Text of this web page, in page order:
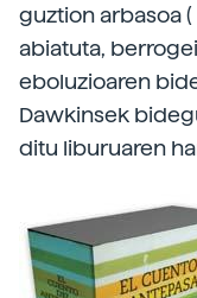
guztion arbasoa (
abiatuta,
eboluzioaren
Dawkinsek
ditu liburuaren